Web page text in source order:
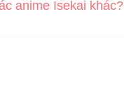
anime Isekai khác?